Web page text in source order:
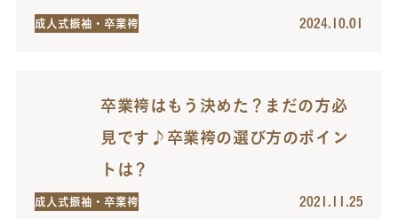
成人式振袖・卒業袴 2024.10.01
卒業袴はもう決めた？まだの方必
見です♪卒業袴の選び方のポイン
トは？
成人式振袖・卒業袴 2021.11.25